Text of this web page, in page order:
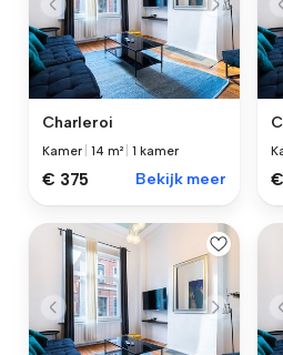
Charleroi
Kamer |14 m² |1 kamer
€ 375 Bekijk meer